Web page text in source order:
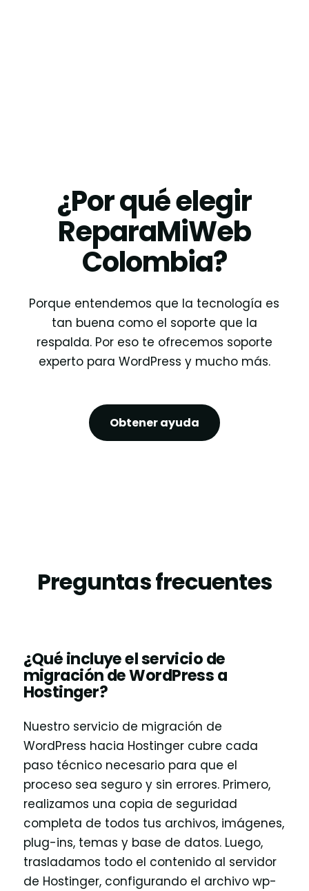
¿Por qué elegir
ReparaMiWeb
Colombia?
Porque entendemos que la tecnología es
tan buena como el soporte que la
respalda. Por eso te ofrecemos soporte
experto para WordPress y mucho más.
Obtener ayuda
Preguntas frecuentes
¿Qué incluye el servicio de
migración de WordPress a
Hostinger?
Nuestro servicio de migración de
WordPress hacia Hostinger cubre cada
paso técnico necesario para que el
proceso sea seguro y sin errores. Primero,
realizamos una copia de seguridad
completa de todos tus archivos, imágenes,
plug-ins, temas y base de datos. Luego,
trasladamos todo el contenido al servidor
de Hostinger, configurando el archivo wp-